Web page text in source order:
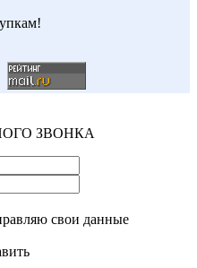
ЗВОНКА
свои данные